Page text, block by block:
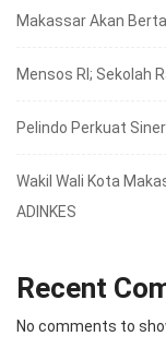
Makassar Akan
Mensos RI; Sekolah
Pelindo Perkuat
Wakil Wali Kota
ADINKES
Recent
No comments to